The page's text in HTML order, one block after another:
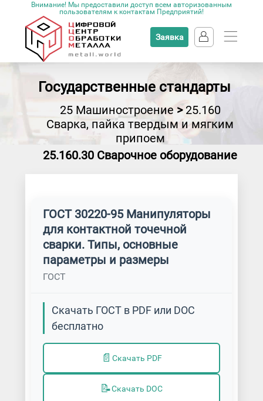
Внимание! Мы предоставили доступ всем авторизованным
пользователям к контактам Предприятий!
Заявка
Государственные стандарты
25 Машиностроение>25.160
Сварка, пайка твердым и мягким
припоем
25.160.30 Сварочное оборудование
ГОСТ 30220-95 Манипуляторы
для контактной точечной
сварки. Типы, основные
параметры и размеры
ГОСТ
Скачать ГОСТ в PDF или DOC
бесплатно
📄 Скачать PDF
📝Скачать DOC